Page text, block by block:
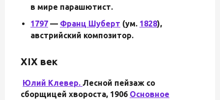
в мире парашютист.
1797 — Франц Шуберт (ум. 1828),
австрийский композитор.
XIX век
Юлий Клевер. Лесной пейзаж со
сборщицей хвороста, 1906 Основное